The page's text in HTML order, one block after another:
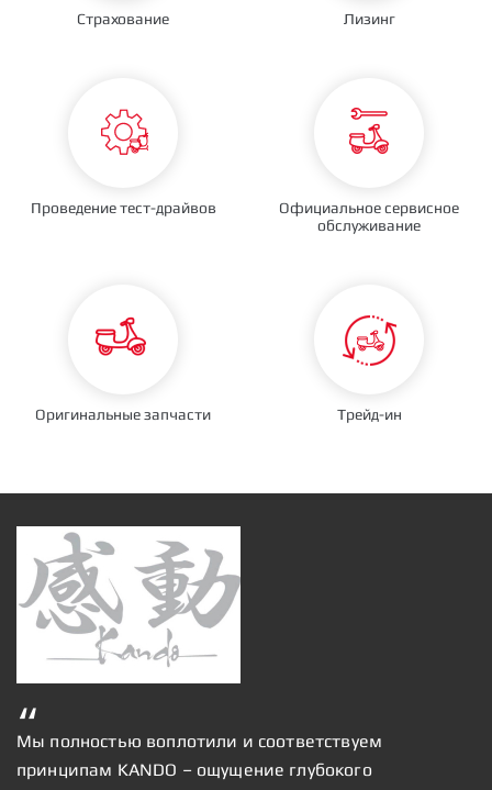
Страхование Лизинг
Проведение тест-драйвов
Официальное сервисное
обслуживание
Оригинальные запчасти Трейд-ин
Мы полностью воплотили и соответствуем
принципам KANDO – ощущение глубокого